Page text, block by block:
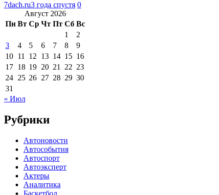
7dach.ru3 года спустя 0
Август 2026
Пн Вт Ср Чт Пт Сб Вс
1
2
3
4 5 6 7 8
9
10 11 12 13 14 15 16
17 18 19 20 21 22 23
24 25 26 27 28 29 30
31
« Июл
Рубрики
Автоновости
Автособытия
Автоспорт
Автоэксперт
Актеры
Аналитика
Баскетбол